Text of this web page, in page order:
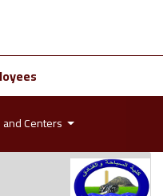
Centers